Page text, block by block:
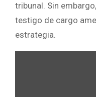
tribunal. Sin
testigo de cargo
estrategia.